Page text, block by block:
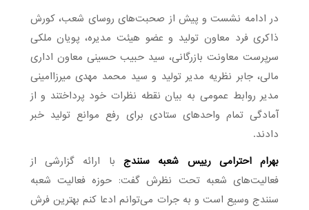
در ادامه نشست و پیش از صحبت‌های روسای شعب، کورش
ذاکری فرد معاون تولید و عضو هیئت مدیره، پویان ملکی
سرپرست معاونت بازرگانی، سید حبیب حسینی معاون اداری
مالی، جابر نظریه مدیر تولید و سید محمد مهدی میرزاامینی
مدیر روابط عمومی به بیان نقطه نظرات خود پرداختند و از
آمادگی تمام واحدهای ستادی برای رفع موانع تولید خبر
دادند.
بهرام احترامی رییس شعبه سنندجبا ارائه گزارشی از
فعالیت‌های شعبه تحت نظرش گفت: حوزه فعالیت شعبه
سنندج وسیع است و به جرات می‌توانم ادعا کنم بهترین فرش